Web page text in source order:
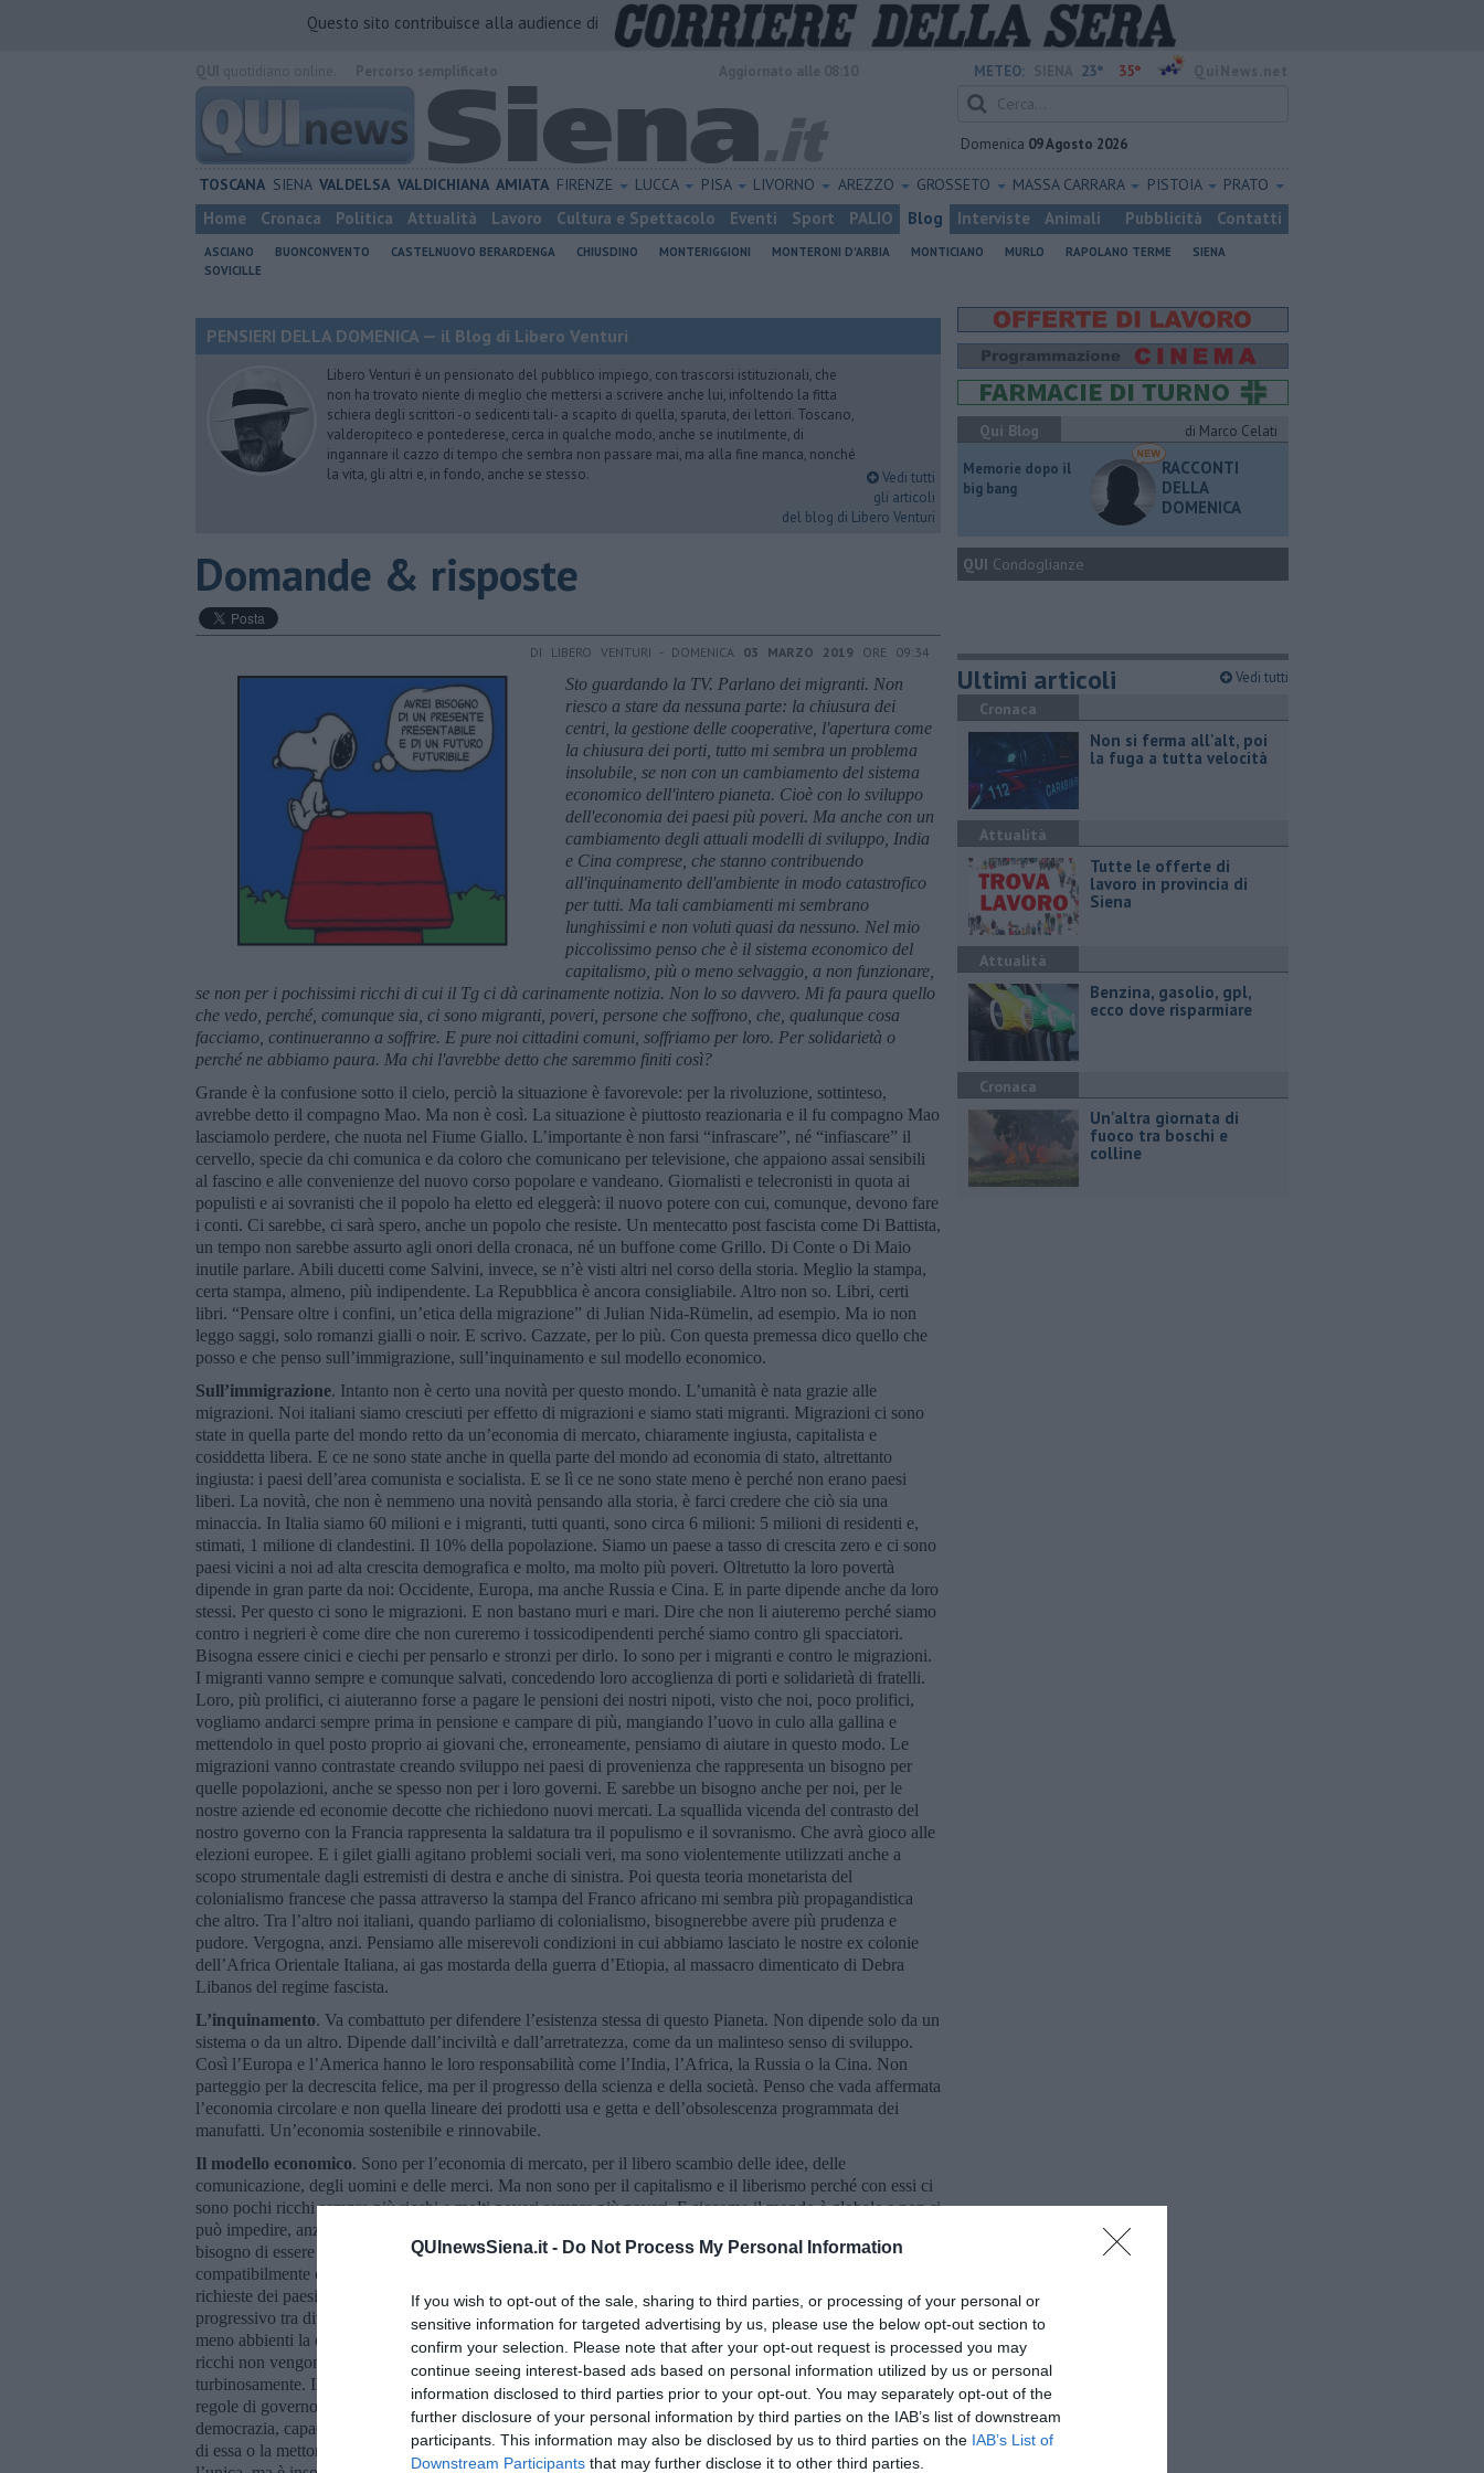
QUInewsSiena.it - Do Not Process My Personal Information
If you wish to opt-out of the sale, sharing to third parties, or processing of your personal or
sensitive information for targeted advertising by us, please use the below opt-out section to
confirm your selection. Please note that after your opt-out request is processed you may
continue seeing interest-based ads based on personal information utilized by us or personal
information disclosed to third parties prior to your opt-out. You may separately opt-out of the
further disclosure of your personal information by third parties on the IAB’s list of downstream
participants. This information may also be disclosed by us to third parties on the IAB’s List of
Downstream Participants that may further disclose it to other third parties.
Questo sito contribuisce alla audience di
METEO: 23° 35°
Domenica 09 Agosto 2026
TOSCANA SIENA VALDELSA VALDICHIANA AMIATA FIRENZE LUCCA PISA LIVORNO AREZZO GROSSETO MASSA CARRARA PISTOIA PRATO
Home Cronaca Politica Attualità Lavoro Cultura e Spettacolo Eventi Sport PALIO Blog Interviste Animali Pubblicità Contatti
ASCIANO BUONCONVENTO CASTELNUOVO BERARDENGA CHIUSDINO MONTERIGGIONI MONTERONI D'ARBIA MONTICIANO MURLO RAPOLANO TERME
SIENA
SOVICILLE
PENSIERI DELLA DOMENICA — il Blog di Libero Venturi
Libero Venturi è un pensionato del pubblico impiego, con trascorsi istituzionali, che
non ha trovato niente di meglio che mettersi a scrivere anche lui, infoltendo la fitta
schiera degli scrittori -o sedicenti tali- a scapito di quella, sparuta, dei lettori. Toscano,
valderopiteco e pontederese, cerca in qualche modo, anche se inutilmente, di
ingannare il cazzo di tempo che sembra non passare mai, ma alla fine manca, nonché
la vita, gli altri e, in fondo, anche se stesso.
Vedi tutti
gli articoli
del blog di Libero Venturi
​Domande & risposte
DI LIBERO VENTURI - DOMENICA 03 MARZO 2019 ORE 09:34
Sto guardando la TV. Parlano dei migranti. Non
riesco a stare da nessuna parte: la chiusura dei
centri, la gestione delle cooperative, l'apertura come
la chiusura dei porti, tutto mi sembra un problema
insolubile, se non con un cambiamento del sistema
economico dell'intero pianeta. Cioè con lo sviluppo
dell'economia dei paesi più poveri. Ma anche con un
cambiamento degli attuali modelli di sviluppo, India
e Cina comprese, che stanno contribuendo
all'inquinamento dell'ambiente in modo catastrofico
per tutti. Ma tali cambiamenti mi sembrano
lunghissimi e non voluti quasi da nessuno. Nel mio
piccolissimo penso che è il sistema economico del
capitalismo, più o meno selvaggio, a non funzionare,
se non per i pochissimi ricchi di cui il Tg ci dà carinamente notizia. Non lo so davvero. Mi fa paura quello
che vedo, perché, comunque sia, ci sono migranti, poveri, persone che soffrono, che , qualunque cosa
facciamo, continueranno a soffrire. E pure noi cittadini comuni, soffriamo per loro. Per solidarietà o
perché ne abbiamo paura. Ma chi l'avrebbe detto che saremmo finiti così?
Grande è la confusione sotto il cielo, perciò la situazione è favorevole: per la rivoluzione, sottinteso,
avrebbe detto il compagno Mao. Ma non è così. La situazione è piuttosto reazionaria e il fu compagno Mao
lasciamolo perdere, che nuota nel Fiume Giallo. L’importante è non farsi “infrascare”, né “infiascare” il
cervello, specie da chi comunica e da coloro che comunicano per televisione, che appaiono assai sensibili
al fascino e alle convenienze del nuovo corso popolare e vandeano. Giornalisti e telecronisti in quota ai
populisti e ai sovranisti che il popolo ha eletto ed eleggerà: il nuovo potere con cui, comunque, devono fare
i conti. Ci sarebbe, ci sarà spero, anche un popolo che resiste. Un mentecatto post fascista come Di Battista,
un tempo non sarebbe assurto agli onori della cronaca, né un buffone come Grillo. Di Conte o Di Maio
inutile parlare. Abili ducetti come Salvini, invece, se n’è visti altri nel corso della storia. Meglio la stampa,
certa stampa, almeno, più indipendente. La Repubblica è ancora consigliabile. Altro non so. Libri, certi
libri. “Pensare oltre i confini, un’etica della migrazione” di Julian Nida-Rümelin, ad esempio. Ma io non
leggo saggi, solo romanzi gialli o noir. E scrivo. Cazzate, per lo più. Con questa premessa dico quello che
posso e che penso sull’immigrazione, sull’inquinamento e sul modello economico.
Sull’immigrazione. Intanto non è certo una novità per questo mondo. L’umanità è nata grazie alle
migrazioni. Noi italiani siamo cresciuti per effetto di migrazioni e siamo stati migranti. Migrazioni ci sono
state in quella parte del mondo retto da un’economia di mercato, chiaramente ingiusta, capitalista e
cosiddetta libera. E ce ne sono state anche in quella parte del mondo ad economia di stato, altrettanto
ingiusta: i paesi dell’area comunista e socialista. E se lì ce ne sono state meno è perché non erano paesi
liberi. La novità, che non è nemmeno una novità pensando alla storia, è farci credere che ciò sia una
minaccia. In Italia siamo 60 milioni e i migranti, tutti quanti, sono circa 6 milioni: 5 milioni di residenti e,
stimati, 1 milione di clandestini. Il 10% della popolazione. Siamo un paese a tasso di crescita zero e ci sono
paesi vicini a noi ad alta crescita demografica e molto, ma molto più poveri. Oltretutto la loro povertà
dipende in gran parte da noi: Occidente, Europa, ma anche Russia e Cina. E in parte dipende anche da loro
stessi. Per questo ci sono le migrazioni. E non bastano muri e mari. Dire che non li aiuteremo perché siamo
contro i negrieri è come dire che non cureremo i tossicodipendenti perché siamo contro gli spacciatori.
Bisogna essere cinici e ciechi per pensarlo e stronzi per dirlo. Io sono per i migranti e contro le migrazioni.
I migranti vanno sempre e comunque salvati, concedendo loro accoglienza di porti e solidarietà di fratelli.
Loro, più prolifici, ci aiuteranno forse a pagare le pensioni dei nostri nipoti, visto che noi, poco prolifici,
vogliamo andarci sempre prima in pensione e campare di più, mangiando l’uovo in culo alla gallina e
mettendolo in quel posto proprio ai giovani che, erroneamente, pensiamo di aiutare in questo modo. Le
migrazioni vanno contrastate creando sviluppo nei paesi di provenienza che rappresenta un bisogno per
quelle popolazioni, anche se spesso non per i loro governi. E sarebbe un bisogno anche per noi, per le
nostre aziende ed economie decotte che richiedono nuovi mercati. La squallida vicenda del contrasto del
nostro governo con la Francia rappresenta la saldatura tra il populismo e il sovranismo. Che avrà gioco alle
elezioni europee. E i gilet gialli agitano problemi sociali veri, ma sono violentemente utilizzati anche a
scopo strumentale dagli estremisti di destra e anche di sinistra. Poi questa teoria monetarista del
colonialismo francese che passa attraverso la stampa del Franco africano mi sembra più propagandistica
che altro. Tra l’altro noi italiani, quando parliamo di colonialismo, bisognerebbe avere più prudenza e
pudore. Vergogna, anzi. Pensiamo alle miserevoli condizioni in cui abbiamo lasciato le nostre ex colonie
dell’Africa Orientale Italiana, ai gas mostarda della guerra d’Etiopia, al massacro dimenticato di Debra
Libanos del regime fascista.
L’inquinamento. Va combattuto per difendere l’esistenza stessa di questo Pianeta. Non dipende solo da un
sistema o da un altro. Dipende dall’inciviltà e dall’arretratezza, come da un malinteso senso di sviluppo.
Così l’Europa e l’America hanno le loro responsabilità come l’India, l’Africa, la Russia o la Cina. Non
parteggio per la decrescita felice, ma per il progresso della scienza e della società. Penso che vada affermata
l’economia circolare e non quella lineare dei prodotti usa e getta e dell’obsolescenza programmata dei
manufatti. Un’economia sostenibile e rinnovabile.
Il modello economico. Sono per l’economia di mercato, per il libero scambio delle idee, delle
comunicazione, degli uomini e delle merci. Ma non sono per il capitalismo e il liberismo perché con essi ci
sono pochi ricchi sempre più ricchi e molti poveri sempre più poveri. E siccome il mondo è globale e non si
può impedire, anzi, si deve favorire la crescita e il progresso dei paesi più poveri, la ricchezza del mondo ha
bisogno di essere diversamente distribuita. Perché la ricchezza del mondo è data. Può crescere solo
compatibilmente e se il progresso scientifico e tecnologico lo consentono. La crisi è proprio questa: le
richieste dei paesi emergenti vengono soddisfatte, non con una distribuzione equa e con un prelievo
progressivo tra diversi paesi e strati sociali, ma sopratutto a danno dei paesi ad economia debole e dei ceti
meno abbienti la cui crescita si arresta. E a scapito dei ceti medi che si impoveriscono e s’incazzano. I
ricchi non vengono toccati da nessuna patrimoniale e le loro ricchezze finanziarie crescono velocemente e
turbinosamente. Il populismo e il sovranismo sono la risposta all’incapacità del mondo di darsi nuove
regole di governo dopo la guerra fredda e la caduta dei blocchi contrapposti. La promessa della
democrazia, capace di assicurare benessere e sicurezza sociale, non si è avverata e tutti si scagliano contro
di essa o la mettono in discussione, specie nella sua forma rappresentativa e delegata. Che invece, non è
Qui Blog
di Marco Celati
Memorie dopo il
big bang
RACCONTI
DELLA
DOMENICA
QUI Condoglianze
Ultimi articoli Vedi tutti
Cronaca
Non si ferma all'alt, poi
la fuga a tutta velocità
Attualità
​Tutte le offerte di
lavoro in provincia di
Siena
Attualità
​Benzina, gasolio, gpl,
ecco dove risparmiare
Cronaca
Un'altra giornata di
fuoco tra boschi e
colline